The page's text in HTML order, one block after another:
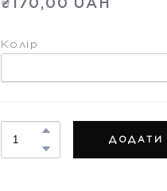
Колір
ДОДАТИ